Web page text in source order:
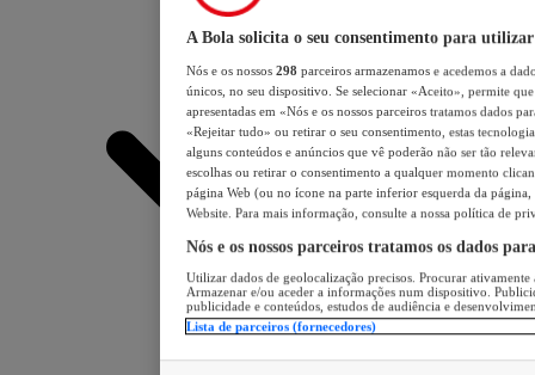
A Bola solicita o seu consentimento para utilizar
Nós e os nossos 298 parceiros armazenamos e acedemos a
únicos, no seu dispositivo. Se selecionar «Aceito», permite
apresentadas em «Nós e os nossos parceiros tratamos dados
«Rejeitar tudo» ou retirar o seu consentimento, estas
alguns conteúdos e anúncios que vê poderão não ser tão
escolhas ou retirar o consentimento a qualquer momento
página Web (ou no ícone na parte inferior esquerda da página,
Website. Para mais informação, consulte a nossa política de
Nós e os nossos parceiros tratamos os dados
Utilizar dados de geolocalização precisos. Procurar
Armazenar e/ou aceder a informações num dispositivo.
publicidade e conteúdos, estudos de audiência e
Lista de parceiros (fornecedores)